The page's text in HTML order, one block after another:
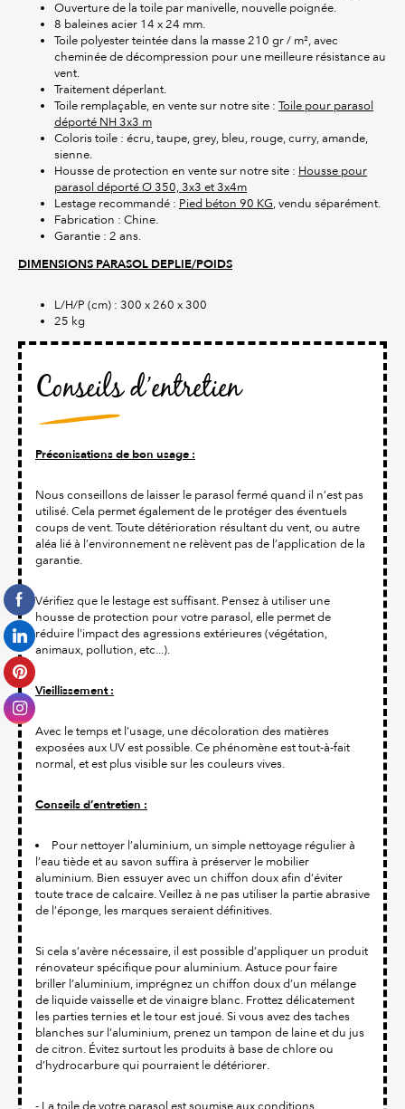
Ouverture de la toile par manivelle, nouvelle poignée.
8 baleines acier 14 x 24 mm.
Toile polyester teintée dans la masse 210 gr / m², avec
cheminée de décompression pour une meilleure résistance au
vent.
Traitement déperlant.
Toile remplaçable, en vente sur notre site : Toile pour parasol
déporté NH 3x3 m
Coloris toile : écru, taupe, grey, bleu, rouge, curry, amande,
sienne.
Housse de protection en vente sur notre site : Housse pour
parasol déporté Ø 350, 3x3 et 3x4m
Lestage recommandé : Pied béton 90 KG, vendu séparément.
Fabrication : Chine.
Garantie : 2 ans.
DIMENSIONS PARASOL DEPLIE/POIDS
L/H/P (cm) : 300 x 260 x 300
25 kg
Conseils d’entretien
Préconisations de bon usage :
Nous conseillons de laisser le parasol fermé quand il n’est pas
utilisé. Cela permet également de le protéger des éventuels
coups de vent. Toute détérioration résultant du vent, ou autre
aléa lié à l’environnement ne relèvent pas de l’application de la
garantie.
Vérifiez que le lestage est suffisant. Pensez à utiliser une
housse de protection pour votre parasol, elle permet de
réduire l'impact des agressions extérieures (végétation,
animaux, pollution, etc...).
Vieillissement :
Avec le temps et l’usage, une décoloration des matières
exposées aux UV est possible. Ce phénomène est tout-à-fait
normal, et est plus visible sur les couleurs vives.
Conseils d’entretien :
Pour nettoyer l’aluminium, un simple nettoyage régulier à
l’eau tiède et au savon suffira à préserver le mobilier
aluminium. Bien essuyer avec un chiffon doux afin d’éviter
toute trace de calcaire. Veillez à ne pas utiliser la partie abrasive
de l’éponge, les marques seraient définitives.
Si cela s’avère nécessaire, il est possible d’appliquer un produit
rénovateur spécifique pour aluminium. Astuce pour faire
briller l’aluminium, imprégnez un chiffon doux d’un mélange
de liquide vaisselle et de vinaigre blanc. Frottez délicatement
les parties ternies et le tour est joué. Si vous avez des taches
blanches sur l’aluminium, prenez un tampon de laine et du jus
de citron. Évitez surtout les produits à base de chlore ou
d’hydrocarbure qui pourraient le détériorer.
- La toile de votre parasol est soumise aux conditions